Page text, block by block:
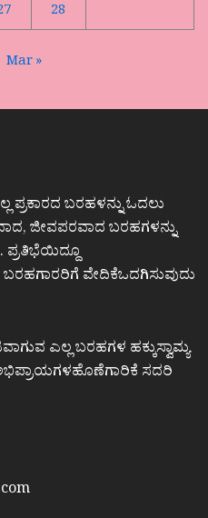
28
Mar »
ಪ್ರಕಾರದ ಬರಹಳನ್ನು ಓದಲು
ಜೀವಪರವಾದ ಬರಹಗಳನ್ನು
ಪ್ರತಿಭೆಯಿದ್ದೂ
ವೇದಿಕೆಒದಗಿಸುವುದು
ಎಲ್ಲ ಬರಹಗಳ ಹಕ್ಕುಸ್ವಾಮ್ಯ
ಸದರಿ